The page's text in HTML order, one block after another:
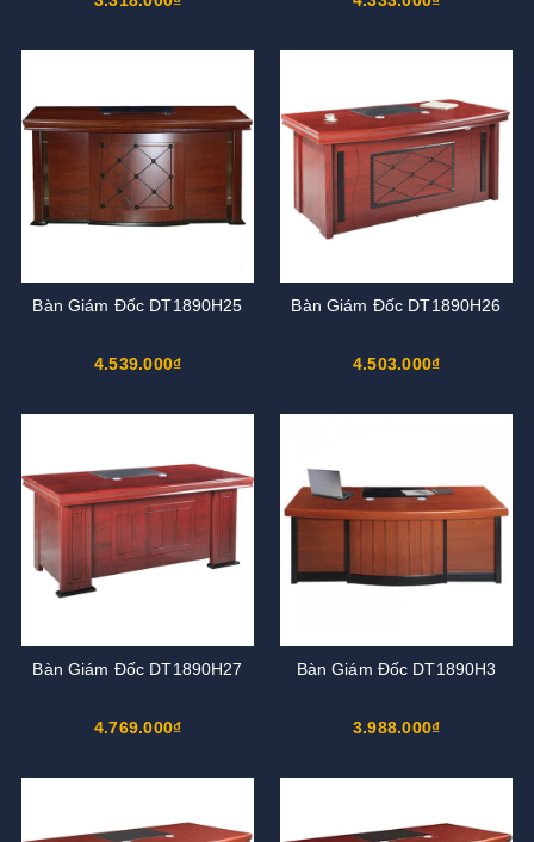
Bàn Giám Đốc DT1890H25
4.539.000₫
Bàn Giám Đốc DT1890H26
4.503.000₫
Bàn Giám Đốc DT1890H27
4.769.000₫
Bàn Giám Đốc DT1890H3
3.988.000₫